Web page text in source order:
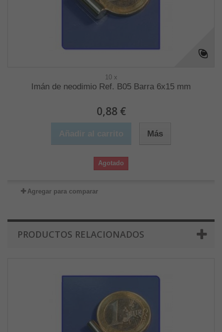
10 x
Imán de neodimio Ref. B05 Barra 6x15 mm
0,88 €
Más
Agotado
Agregar para comparar
PRODUCTOS RELACIONADOS